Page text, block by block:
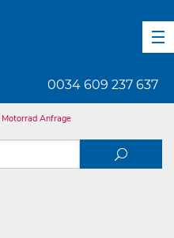
0034 609 237 637
Motorrad Anfrage